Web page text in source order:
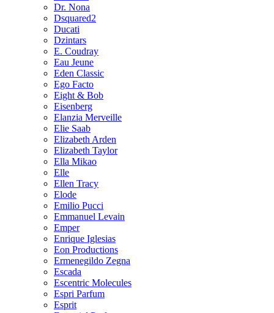
Dr. Nona
Dsquared2
Ducati
Dzintars
E. Coudray
Eau Jeune
Eden Classic
Ego Facto
Eight & Bob
Eisenberg
Elanzia Merveille
Elie Saab
Elizabeth Arden
Elizabeth Taylor
Ella Mikao
Elle
Ellen Tracy
Elode
Emilio Pucci
Emmanuel Levain
Emper
Enrique Iglesias
Eon Productions
Ermenegildo Zegna
Escada
Escentric Molecules
Espri Parfum
Esprit